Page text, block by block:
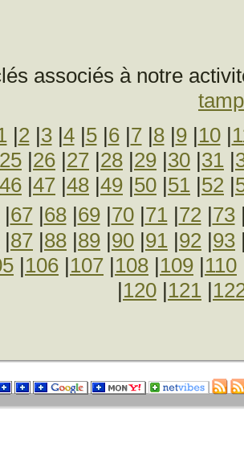
associés à notre
|2|3|4|5|6|7|8|9|10|
25 |26 |27 |28 |29 |30 |31 |
46 |47 |48 |49 |50 |51 |52 |
67|68|69|70|71|72|73
|87 |88 |89 |90 |91 |92 |93
|106 |107 |108 |109 |110
|120 |121 |